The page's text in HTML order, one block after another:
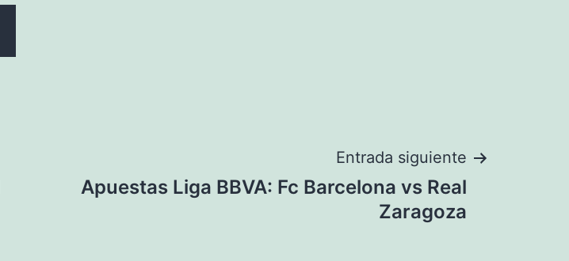
Entrada siguiente
Apuestas Liga BBVA: Fc Barcelona vs Real
Zaragoza